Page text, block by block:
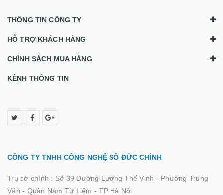
THÔNG TIN CÔNG TY
HỖ TRỢ KHÁCH HÀNG
CHÍNH SÁCH MUA HÀNG
KÊNH THÔNG TIN
CÔNG TY TNHH CÔNG NGHỆ SỐ ĐỨC CHÍNH
Trụ sở chính : Số 39 Đường Lương Thế Vinh - Phường Trung
Văn - Quận Nam Từ Liêm - TP Hà Nội